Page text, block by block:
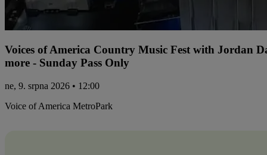
Voices of America Country Music Fest with Jordan
more - Sunday Pass Only
ne, 9. srpna 2026 • 12:00
Voice of America MetroPark